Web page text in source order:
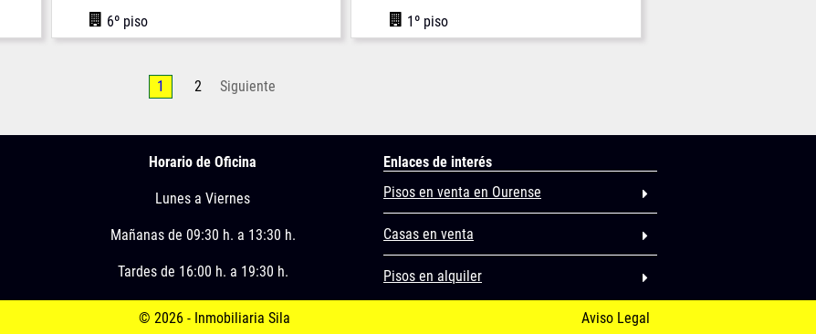
6º piso
1º piso
1 2 Siguiente
Horario de Oficina
Lunes a Viernes
Mañanas de 09:30 h. a 13:30 h.
Tardes de 16:00 h. a 19:30 h.
Enlaces de interés
Pisos en venta en Ourense
Casas en venta
Pisos en alquiler
© 2026 - Inmobiliaria Sila Aviso Legal